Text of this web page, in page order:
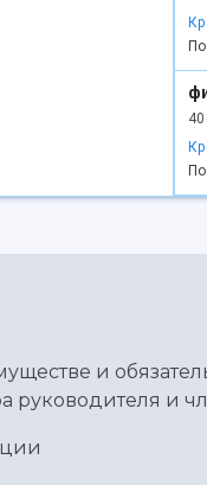
и
руководителя и